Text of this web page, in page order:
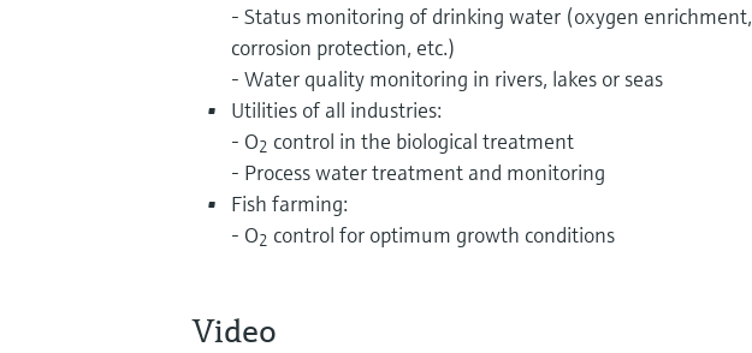
- Status monitoring of drinking water (oxygen enrichment,
corrosion protection, etc.)
- Water quality monitoring in rivers, lakes or seas
Utilities of all industries:
- O2 control in the biological treatment
- Process water treatment and monitoring
Fish farming:
- O2 control for optimum growth conditions
Video